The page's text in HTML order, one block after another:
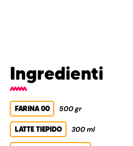
Ingredienti
FARINA 00 500 gr
LATTE TIEPIDO 300 ml